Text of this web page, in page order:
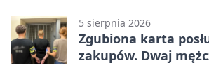
5 sierpnia 2026
Zgubiona karta
zakupów. Dwaj